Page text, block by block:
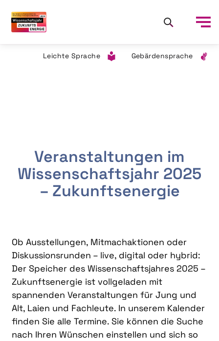
Leichte Sprache Gebärdensprache
Veranstaltungen im
Wissenschaftsjahr 2025
– Zukunftsenergie
Ob Ausstellungen, Mitmachaktionen oder
Diskussionsrunden – live, digital oder hybrid:
Der Speicher des Wissenschaftsjahres 2025 –
Zukunftsenergie ist vollgeladen mit
spannenden Veranstaltungen für Jung und
Alt, Laien und Fachleute. In unserem Kalender
finden Sie alle Termine. Sie können die Suche
nach Ihren Wünschen einstellen und sich so